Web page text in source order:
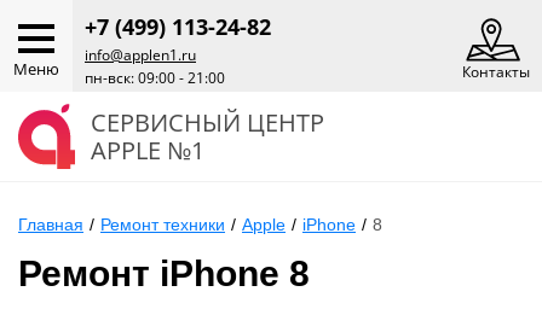
Меню
+7 (499) 113-24-82
info@applen1.ru
пн-вск: 09:00 - 21:00
Контакты
СЕРВИСНЫЙ ЦЕНТР
APPLE №1
Главная / Ремонт техники / Apple / iPhone / 8
Ремонт iPhone 8